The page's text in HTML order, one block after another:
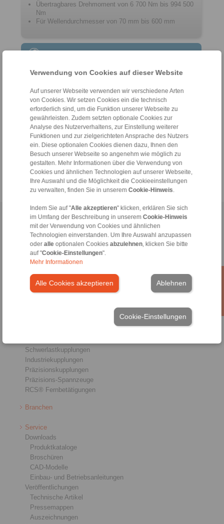
Verwendung von Cookies auf dieser Website
Auf unserer Webseite verwenden wir verschiedene Arten
von Cookies. Wir setzen Cookies ein die technisch
erforderlich sind, um die Funktion unserer Webseite zu
gewährleisten. Zudem setzten optionale Cookies zur
Analyse des Nutzerverhaltens, zur Einstellung weiterer
Funktionen und zur zielgerichteten Ansprache des Nutzers
ein. Diese optionalen Cookies dienen dazu, Ihnen den
Besuch unserer Webseite so angenehm wie möglich zu
gestalten. Mehr Informationen über die Verwendung von
Cookies und ähnlichen Technologien auf unserer Webseite,
Ihre Auswahl und die Möglichkeit die Cookieeinstellungen
zu verwalten, finden Sie in unserem Cookie-Hinweis
Indem Sie auf "Alle akzeptieren" klicken, erklären Sie sich
im Umfang der Beschreibung in unserem Cookie-Hinweis
mit der Verwendung von Cookies und ähnlichen
Technologien einverstanden. Um Ihre Auswahl anzupassen
oder alleoptionalen Cookies abzulehnen, klicken Sie bitte
auf "Cookie-Einstellungen".
Mehr Informationen
Alle Cookies akzeptieren Ablehnen
Cookie-Einstellungen
Übertragbares Drehmoment von 6 700 Nm bis 994 500
Nm
Für Wellendurchmesser von 70 mm bis 600 mm
Kontakt
Hotline Vertrieb:
sales.kb@ringspann.de
Hotline Technik:
+49 6172 275-430
tech.bnk@ringspann.de
Werktags von 08:00 bis 18:00 Uhr
Home|Kontaktformular|Impressum|Datenschutzerklärung
Allgemeine Verkaufsbedingungen| Hinweisgeberplattform|Login
Schwerlastkupplungen
Industriekupplungen
Präzisionskupplungen
Präzisions-Spannzeuge
RCS® Fernbetätigungen
Branchen
Service
Downloads
Produktkataloge
Broschüren
CAD-Modelle
Einbau- und Betriebsanleitungen
Veröffentlichungen
Technische Artikel
Pressemappen
Auszeichnungen